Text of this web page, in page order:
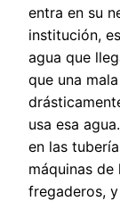
entra en su
institución,
agua que
que una
usa esa
en las
máquinas
fregaderos,